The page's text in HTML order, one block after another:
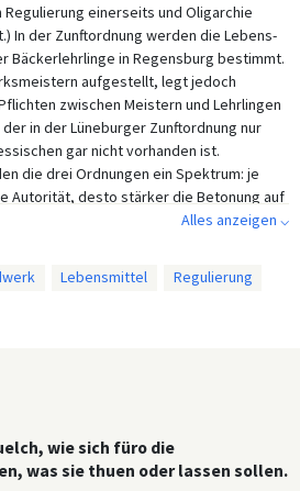
einerseits und Oligarchie
In der Zunftordnung werden die Lebens-
Bäckerlehrlinge in Regensburg bestimmt.
aufgestellt, legt jedoch
zwischen Meistern und Lehrlingen
in der Lüneburger Zunftordnung nur
gar nicht vorhanden ist.
die drei Ordnungen ein Spektrum: je
Autorität, desto stärker die Betonung auf
Interessen; je größer die territoriale
auf die Regulierung der
und Lehrling ein sowie auf die
und das Privatleben der Letzteren,
teilen.
Alles anzeigen ⌵
Lebensmittel
Regulierung
wie sich füro die
was sie thuen oder lassen sollen.